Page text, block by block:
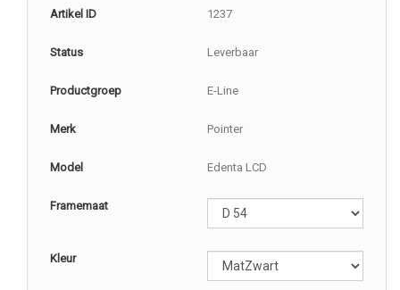
Artikel ID 1237
Status Leverbaar
Productgroep E-Line
Merk Pointer
Model Edenta LCD
Framemaat
Kleur